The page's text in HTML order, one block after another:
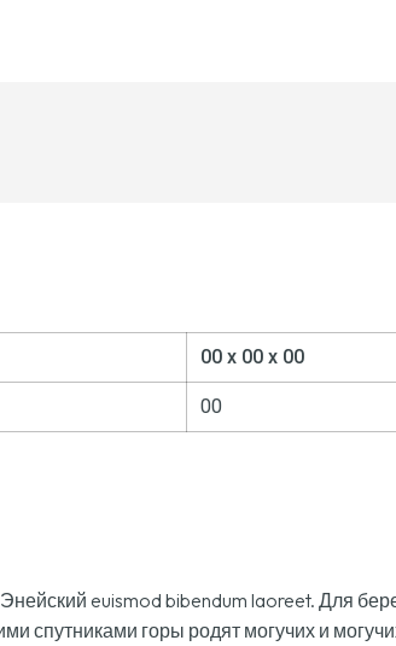
00x 00x 00
00
euismod bibendum laoreet. Для
спутниками горы родят могучих и